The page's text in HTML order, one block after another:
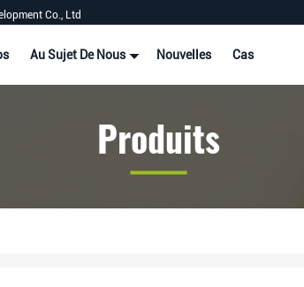
Co., Ltd
Au Sujet De Nous Nouvelles Cas
Produits